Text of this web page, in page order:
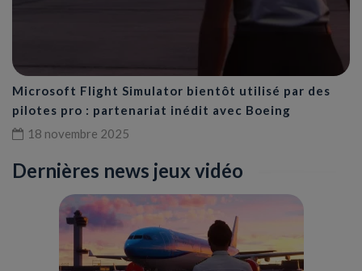
Microsoft Flight Simulator bientôt utilisé par des
pilotes pro : partenariat inédit avec Boeing
18 novembre 2025
Dernières news jeux vidéo